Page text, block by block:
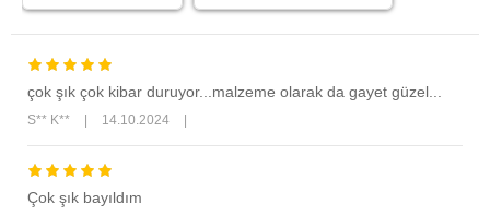
çok şık çok kibar duruyor...malzeme olarak da gayet güzel...
S** K** 14.10.2024
Çok şık bayıldım